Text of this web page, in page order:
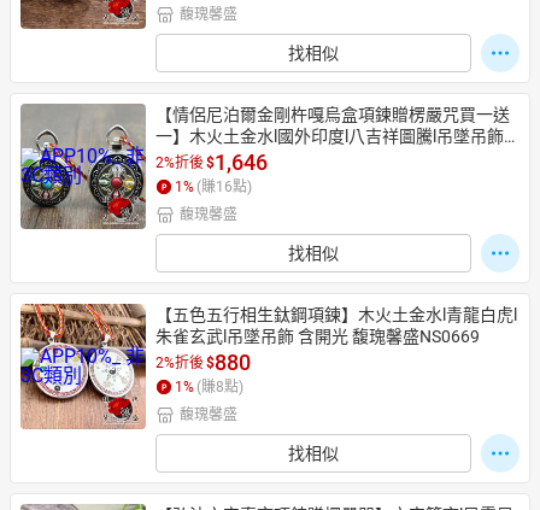
馥瑰馨盛
找相似
【情侶尼泊爾金剛杵嘎烏盒項鍊贈楞嚴咒買一送
一】木火土金水l國外印度l八吉祥圖騰l吊墜吊飾
含開光 馥瑰馨盛NS0670
2%折後$1,646
1 % (賺16點)
馥瑰馨盛
找相似
【五色五行相生鈦鋼項鍊】木火土金水l青龍白虎l
朱雀玄武l吊墜吊飾 含開光 馥瑰馨盛NS0669
2%折後$880
1 % (賺8點)
馥瑰馨盛
找相似